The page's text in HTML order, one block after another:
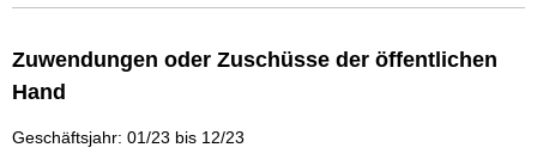
Zuwendungen oder Zuschüsse der öffentlichen
Hand
Geschäftsjahr: 01/23 bis 12/23